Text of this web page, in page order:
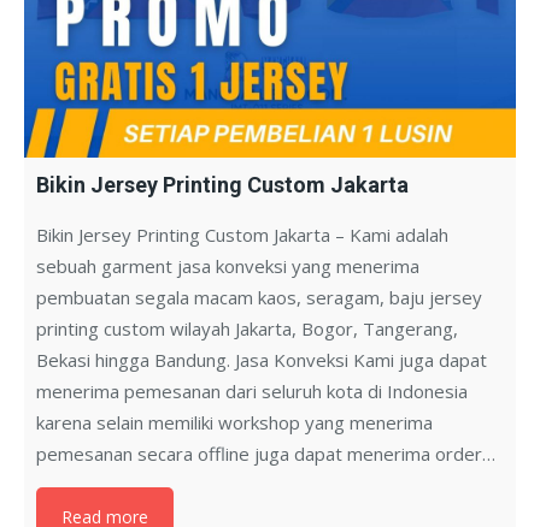
Bikin Jersey Printing Custom Jakarta
Bikin Jersey Printing Custom Jakarta – Kami adalah
sebuah garment jasa konveksi yang menerima
pembuatan segala macam kaos, seragam, baju jersey
printing custom wilayah Jakarta, Bogor, Tangerang,
Bekasi hingga Bandung. Jasa Konveksi Kami juga dapat
menerima pemesanan dari seluruh kota di Indonesia
karena selain memiliki workshop yang menerima
pemesanan secara offline juga dapat menerima order…
Read more